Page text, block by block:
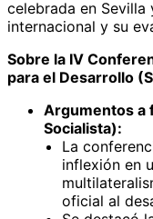
celebrada en
internacional y su
Sobre la IV
para el Desarrollo
Argumentos a
Socialista):
La
inflexión en
oficial al